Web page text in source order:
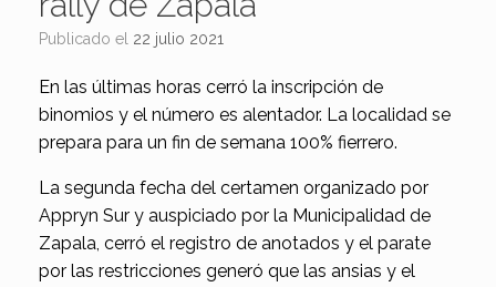
Publicado el 22 julio 2021
En las últimas horas cerró la inscripción de
binomios y el número es alentador. La localidad se
prepara para un fin de semana 100% fierrero.
La segunda fecha del certamen organizado por
Appryn Sur y auspiciado por la Municipalidad de
Zapala, cerró el registro de anotados y el parate
por las restricciones generó que las ansias y el